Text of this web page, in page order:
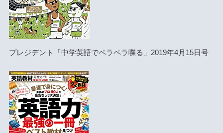
プレジデント「中学英語でペラペラ喋る」2019年4月15日号